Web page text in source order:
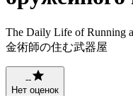
The Daily Life of Running
金術師の住む武器屋
--
Нет оценок